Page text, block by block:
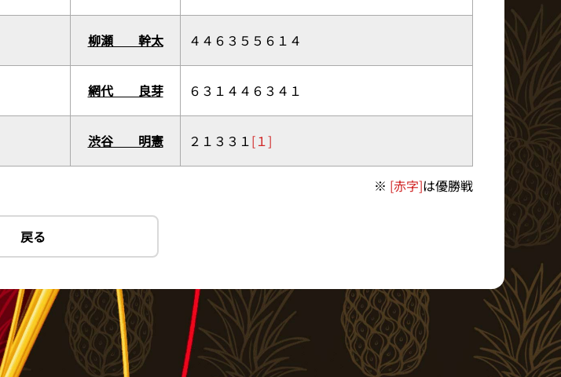
柳瀬 幹太 ４４６３５５６１４
網代 良芽 ６３１４４６３４１
渋谷 明憲 ２１３３１[１]
※ [赤字]は優勝戦
戻る